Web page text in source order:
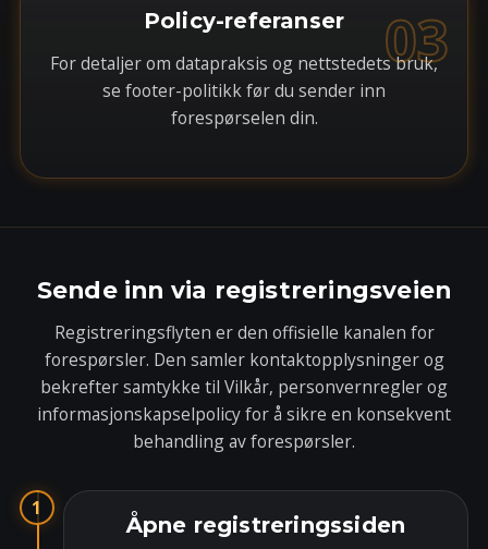
03
Policy-referanser
For detaljer om datapraksis og nettstedets bruk,
se footer-politikk før du sender inn
forespørselen din.
Sende inn via registreringsveien
Registreringsflyten er den offisielle kanalen for
forespørsler. Den samler kontaktopplysninger og
bekrefter samtykke til Vilkår, personvernregler og
informasjonskapselpolicy for å sikre en konsekvent
behandling av forespørsler.
1
Åpne registreringssiden